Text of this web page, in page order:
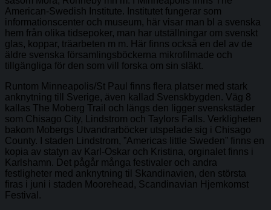
American-Swedish Institute. Institutet fungerar som
informationscenter och museum, här visar man bl a svenska
hem från olika tidsepoker, man har utställningar om svenskt
glas, koppar, träarbeten m m. Här finns också en del av de
äldre svenska församlingsböckerna mikrofilmade och
tillgängliga för den som vill forska om sin släkt.
Runtom Minneapolis/St Paul finns flera platser med stark
anknytning till Sverige, även kallad Svenskbygden. Väg 8
kallas The Moberg Trail och längs den ligger svenskstäder
som Chisago City, Lindstrom och Taylors Falls. Verkligheten
bakom Mobergs Utvandrarböcker utspelade sig i Chisago
County. I staden Lindstrom, ”Americas little Sweden” finns en
kopia av statyn av Karl-Oskar och Kristina, orginalet finns i
Karlshamn. Det pågår många festivaler och andra
festligheter med anknytning til Skandinavien, den största
firas i juni i staden Moorehead, Scandinavian Hjemkomst
Festival.